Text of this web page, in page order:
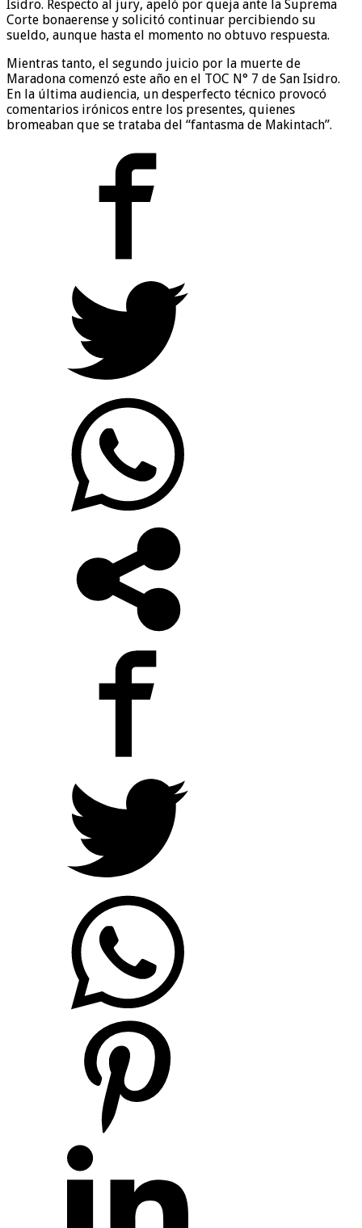
Isidro. Respecto al jury, apeló por queja ante la Suprema
Corte bonaerense y solicitó continuar percibiendo su
sueldo, aunque hasta el momento no obtuvo respuesta.
Mientras tanto, el segundo juicio por la muerte de
Maradona comenzó este año en el TOC N° 7 de San Isidro.
En la última audiencia, un desperfecto técnico provocó
comentarios irónicos entre los presentes, quienes
bromeaban que se trataba del “fantasma de Makintach”.